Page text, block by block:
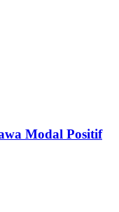
Modal Positif